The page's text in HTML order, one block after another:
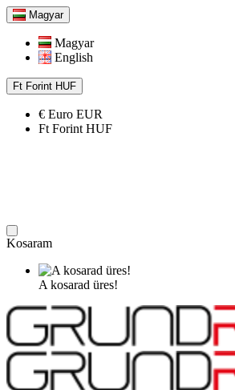
Magyar
Magyar
English
Ft Forint HUF
€ Euro EUR
Ft Forint HUF
Kosaram
A kosarad üres!